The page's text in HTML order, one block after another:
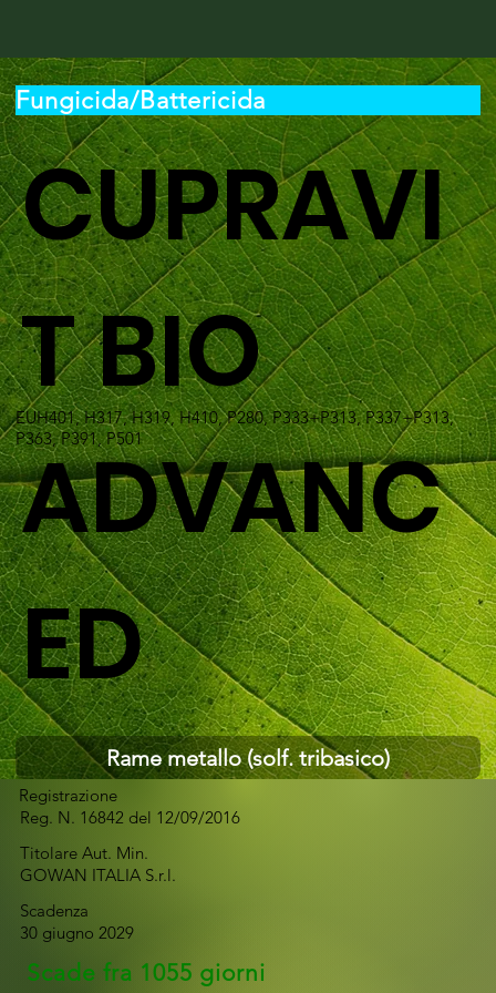
EUH401, H317, H319, H410, P280, P333+P313, P337+P313,
P363, P391, P501
CUPRAVI
T BIO
ADVANC
ED
Fungicida/Battericida
Rame metallo (solf. tribasico)
Registrazione
Reg. N. 16842 del 12/09/2016
Titolare Aut. Min.
GOWAN ITALIA S.r.l.
Scadenza
30 giugno 2029
Scade fra 1055 giorni